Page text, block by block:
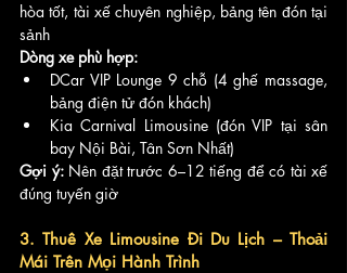
hòa tốt, tài xế chuyên nghiệp, bảng tên đón tại
sảnh
Dòng xe phù hợp:
DCar VIP Lounge 9 chỗ (4 ghế massage,
bảng điện tử đón khách)
Kia Carnival Limousine (đón VIP tại sân
bay Nội Bài, Tân Sơn Nhất)
Gợi ý: Nên đặt trước 6–12 tiếng để có tài xế
đúng tuyến giờ
3. Thuê Xe Limousine Đi Du Lịch – Thoải
Mái Trên Mọi Hành Trình